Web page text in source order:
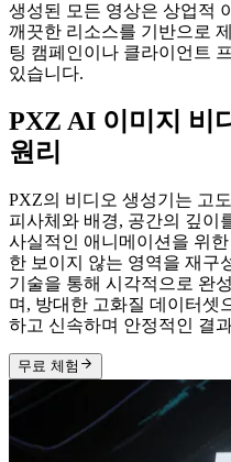
생성된 모든 영상은 상업적
깨끗한 리소스를 기반으로
팅 캠페인이나 클라이언트
있습니다.
PXZ AI 이미지 비
원리
PXZ의 비디오 생성기는 고
피사체와 배경, 공간의 깊이
사실적인 애니메이션을 위
한 보이지 않는 영역을 재구
기술을 통해 시각적으로 완
며, 방대한 고화질 데이터셋
하고 신속하며 안정적인 결
무료 체험